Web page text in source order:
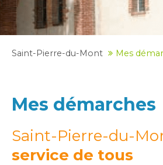
Saint-Pierre-du-Mont Mes
Mes démarches
Saint-Pierre-du-
service de tous